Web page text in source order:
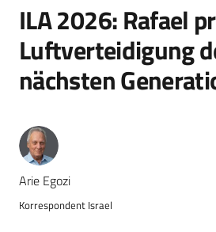
ILA 2026: Rafael
Luftverteidigung
nächsten
Arie Egozi
Korrespondent Israel